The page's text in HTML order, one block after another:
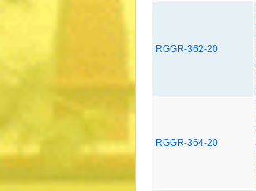
RGGR-362-20
RGGR-364-20